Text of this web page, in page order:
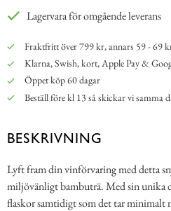
Lagervara för omgående leverans
Fraktfritt över 799 kr, annars 59 - 69
Klarna, Swish, kort, Apple Pay &
Öppet köp 60 dagar
Beställ före kl 13 så skickar vi samma
BESKRIVNING
Lyft fram din vinförvaring med detta
miljövänligt bambuträ. Med sin unika
flaskor samtidigt som det tar minimalt